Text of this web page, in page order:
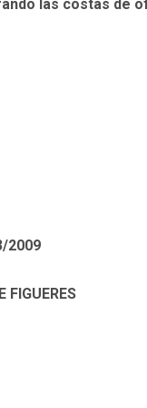
las costas de
2009
FIGUERES